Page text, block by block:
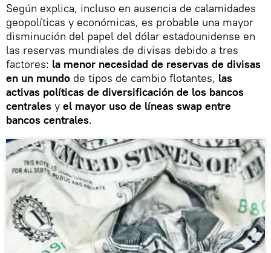
Según explica, incluso en ausencia de calamidades
geopolíticas y económicas, es probable una mayor
disminución del papel del dólar estadounidense en
las reservas mundiales de divisas debido a tres
factores: la menor necesidad de reservas de divisas
en un mundo de tipos de cambio flotantes, las
activas políticas de diversificación de los bancos
centrales y el mayor uso de líneas swap entre
bancos centrales.